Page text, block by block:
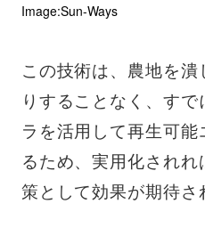
Image:Sun-Ways
この技術は、農地を
りすることなく、す
ラを活用して再生可
るため、実用化され
策として効果が期待さ